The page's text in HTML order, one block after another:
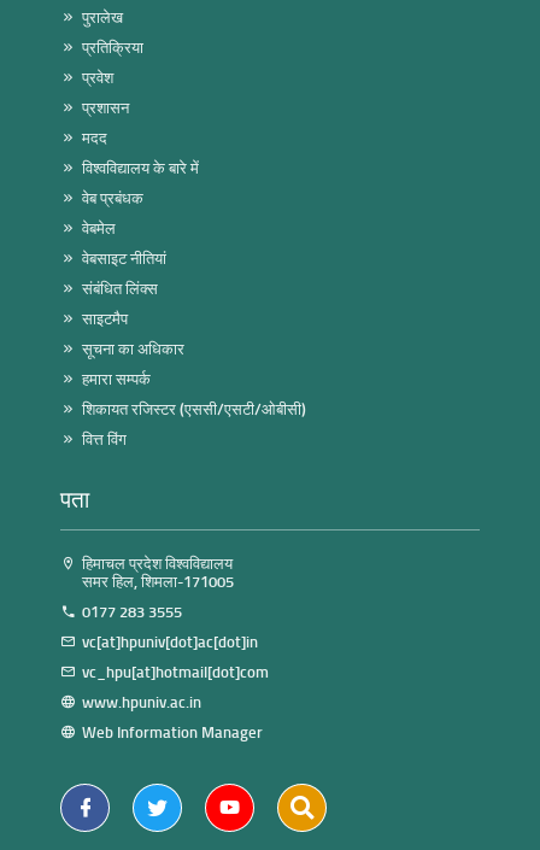
पुरालेख
प्रतिक्रिया
प्रवेश
प्रशासन
मदद
विश्वविद्यालय के बारे में
वेब प्रबंधक
वेबमेल
वेबसाइट नीतियां
संबंधित लिंक्स
साइटमैप
सूचना का अधिकार
हमारा सम्पर्क
शिकायत रजिस्टर (एससी/एसटी/ओबीसी)
वित्त विंग
पता
हिमाचल प्रदेश विश्वविद्यालय
समर हिल, शिमला-171005
0177 283 3555
vc[at]hpuniv[dot]ac[dot]in
vc_hpu[at]hotmail[dot]com
www.hpuniv.ac.in
Web Information Manager